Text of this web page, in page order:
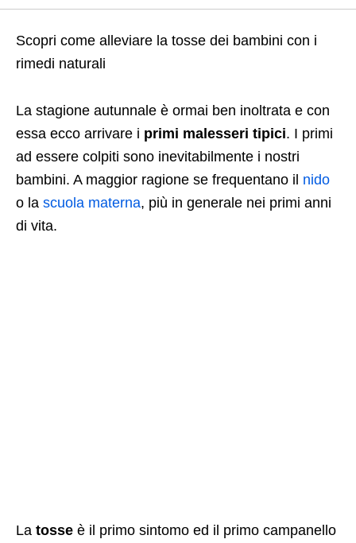
Scopri come alleviare la tosse dei bambini con i
rimedi naturali
La stagione autunnale è ormai ben inoltrata e con
essa ecco arrivare i primi malesseri tipici. I primi
ad essere colpiti sono inevitabilmente i nostri
bambini. A maggior ragione se frequentano il nido
o la scuola materna, più in generale nei primi anni
di vita.
La tosse è il primo sintomo ed il primo campanello